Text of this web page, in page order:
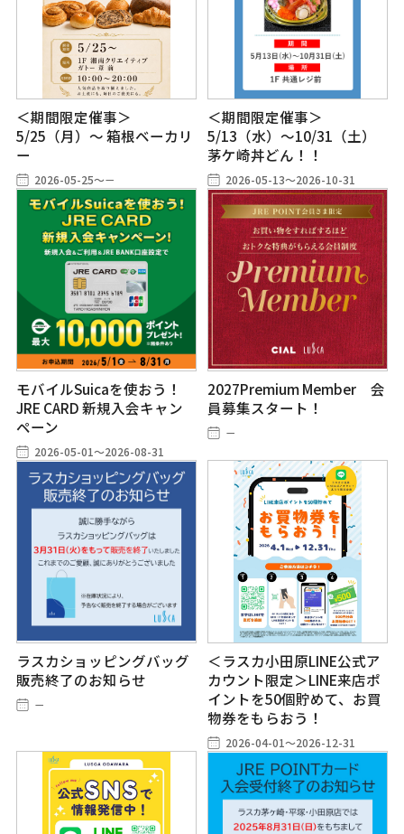
＜期間限定催事＞
5/25（月）～ 箱根ベーカリ
ー
2026-05-25～－
＜期間限定催事＞
5/13（水）～10/31（土）
茅ケ崎丼どん！！
2026-05-13～2026-10-31
モバイルSuicaを使おう！
JRE CARD 新規入会キャン
ペーン
2026-05-01～2026-08-31
2027Premium Member 会
員募集スタート！
－
ラスカショッピングバッグ
販売終了のお知らせ
－
＜ラスカ小田原LINE公式ア
カウント限定＞LINE来店ポ
イントを50個貯めて、お買
物券をもらおう！
2026-04-01～2026-12-31